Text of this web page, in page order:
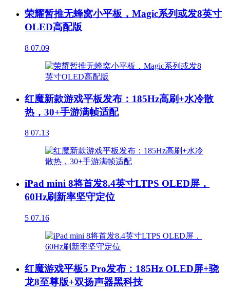
荣耀暂推无蜂窝小平板，Magic系列或发8英寸
OLED高配版
8 07.09
红魔新款游戏平板发布：185Hz高刷+水冷散
热，30+手游满帧适配
8 07.13
iPad mini 8将首发8.4英寸LTPS OLED屏，
60Hz刷新率坚守定位
5 07.16
红魔游戏平板5 Pro发布：185Hz OLED屏+骁
龙8至尊版+双扬声器黑科技